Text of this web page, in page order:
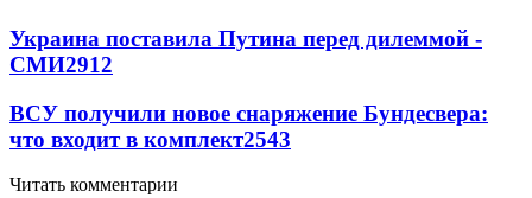
Украина поставила Путина перед дилеммой -
СМИ2912
ВСУ получили новое снаряжение Бундесвера:
что входит в комплект2543
Читать комментарии